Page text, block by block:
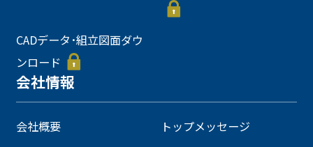
CADデータ･組立図面ダウ
ンロード
会社情報
会社概要
トップメッセージ